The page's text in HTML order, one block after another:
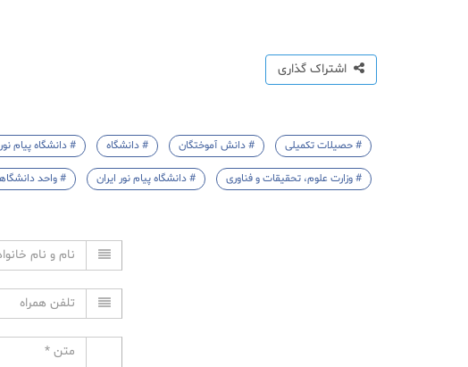
اشتراک گذاری
# حصیلات تکمیلی # دانش آموختگان # دانشگاه # دانشگاه پیام نور
# وزارت علوم، تحقیقات و فناوری # دانشگاه پیام نور ایران # واحد